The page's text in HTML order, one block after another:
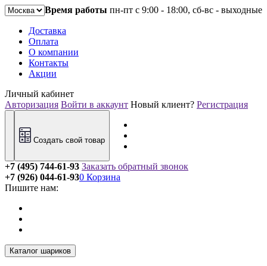
Время работы пн-пт с 9:00 - 18:00, сб-вс - выходные
Доставка
Оплата
О компании
Контакты
Акции
Личный кабинет
Авторизация Войти в аккаунт Новый клиент? Регистрация
Создать свой товар
+7 (495) 744-61-93 Заказать обратный звонок
+7 (926) 044-61-93
Пишите нам:
0 Корзина
Каталог шариков